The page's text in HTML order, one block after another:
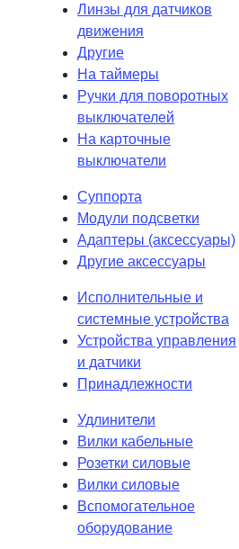
Линзы для датчиков
движения
Другие
На таймеры
Ручки для поворотных
выключателей
На карточные
выключатели
Суппорта
Модули подсветки
Адаптеры (аксессуары)
Другие аксессуары
Исполнительные и
системные устройства
Устройства управления
и датчики
Принадлежности
Удлинители
Вилки кабельные
Розетки силовые
Вилки силовые
Вспомогательное
оборудование